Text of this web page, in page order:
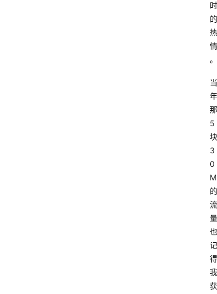
时
的
热
情
。
当
年
那
5
块
3
0
M
的
流
量
也
记
得
我
获